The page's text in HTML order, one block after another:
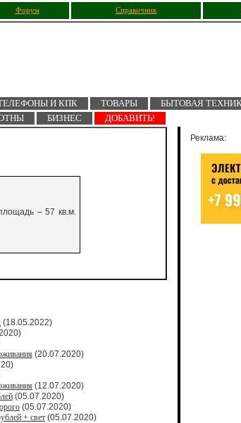
Форум Справочник
И КПК ТОВАРЫ БЫТОВАЯ
БИЗНЕС ДОБАВИТЬ!
– 57 кв.м.
(18.05.2022)
(20.07.2020)
(12.07.2020)
(05.07.2020)
(05.07.2020)
+ свет (05.07.2020)
Реклама: